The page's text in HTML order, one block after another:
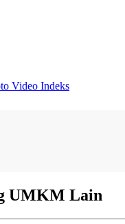
Video Indeks
UMKM Lain